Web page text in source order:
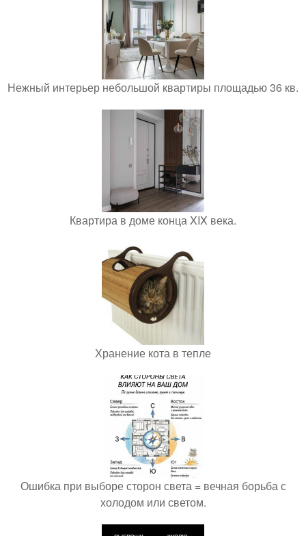
Нежный интерьер небольшой квартиры площадью 36 кв.
Квартира в доме конца XIX века.
Хранение кота в тепле
Ошибка при выборе сторон света = вечная борьба с
холодом или светом.